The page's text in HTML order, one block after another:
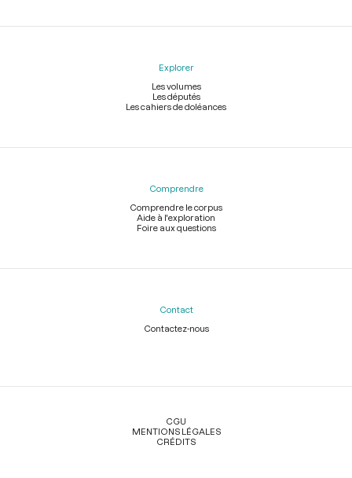
Explorer
Les volumes
Les députés
Les cahiers de doléances
Comprendre
Comprendre le corpus
Aide à l'exploration
Foire aux questions
Contact
Contactez-nous
Légal
CGU
MENTIONS LÉGALES
CRÉDITS